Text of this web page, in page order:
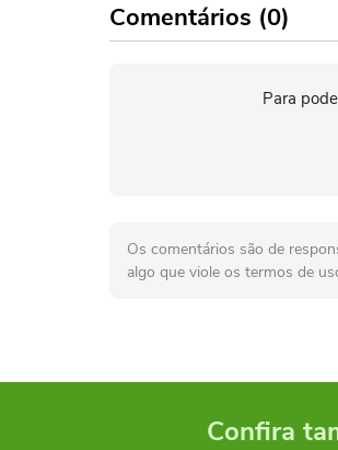
Comentários (0)
Para
Os comentários são de
algo que viole os termos de
Confira